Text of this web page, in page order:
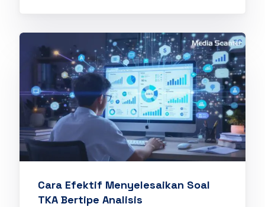
Cara Efektif Menyelesaikan Soal
TKA Bertipe Analisis